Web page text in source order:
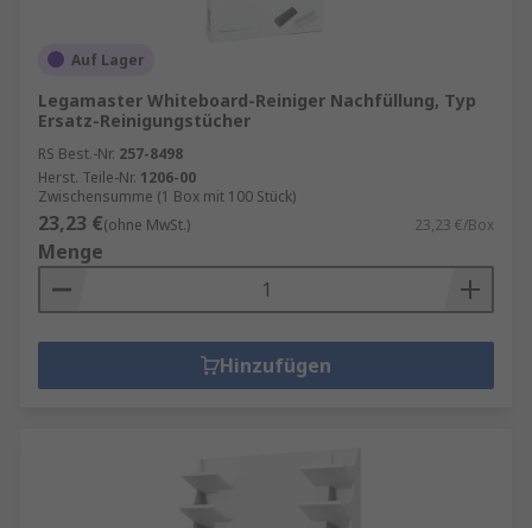
Auf Lager
Legamaster Whiteboard-Reiniger Nachfüllung, Typ
Ersatz-Reinigungstücher
RS Best.-Nr. 257-8498
Herst. Teile-Nr. 1206-00
Zwischensumme (1 Box mit 100 Stück)
23,23 €(ohne MwSt.) 23,23 €/Box
Menge
Hinzufügen